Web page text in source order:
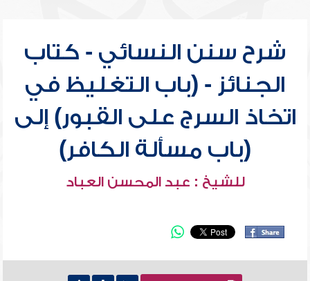
شرح سنن النسائي - كتاب
الجنائز - (باب التغليظ في
اتخاذ السرج على القبور) إلى
(باب مسألة الكافر)
للشيخ : عبد المحسن العباد